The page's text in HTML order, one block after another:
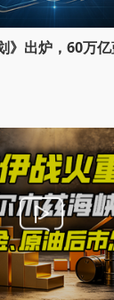
》出炉，60万